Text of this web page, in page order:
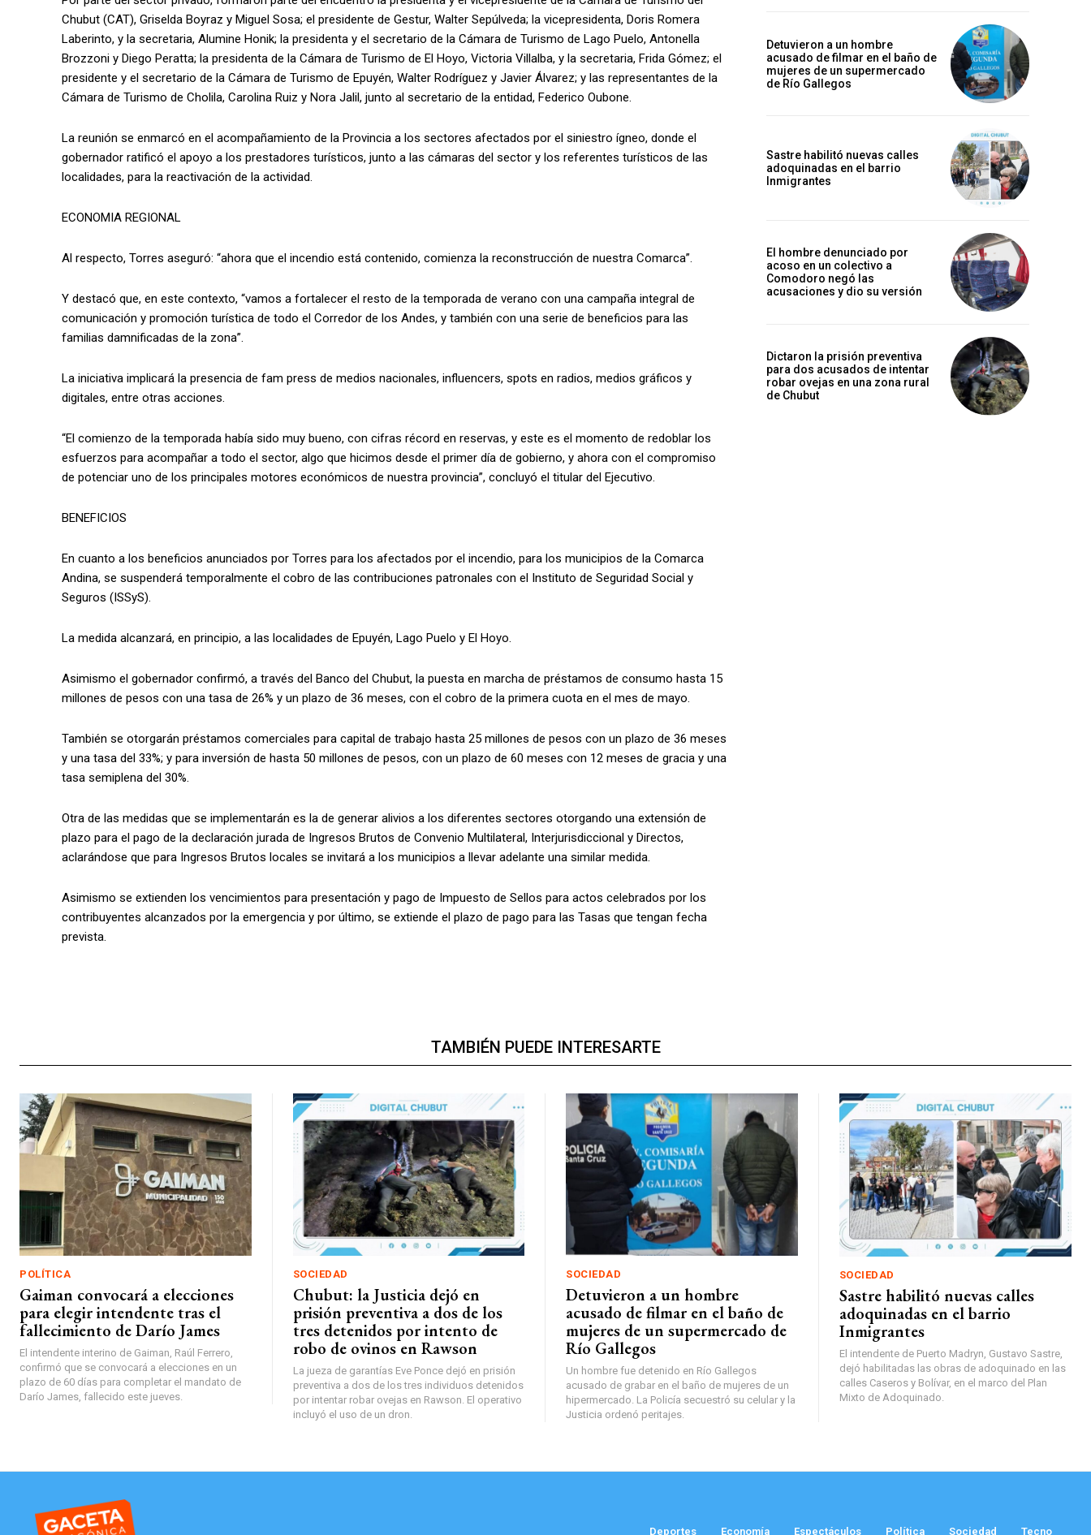
Chubut (CAT), Griselda Boyraz y Miguel Sosa; el presidente de Gestur, Walter Sepúlveda; la vicepresidenta, Doris Romera
Laberinto, y la secretaria, Alumine Honik; la presidenta y el secretario de la Cámara de Turismo de Lago Puelo, Antonella
Brozzoni y Diego Peratta; la presidenta de la Cámara de Turismo de El Hoyo, Victoria Villalba, y la secretaria, Frida Gómez; el
presidente y el secretario de la Cámara de Turismo de Epuyén, Walter Rodríguez y Javier Álvarez; y las representantes de la
Cámara de Turismo de Cholila, Carolina Ruiz y Nora Jalil, junto al secretario de la entidad, Federico Oubone.
La reunión se enmarcó en el acompañamiento de la Provincia a los sectores afectados por el siniestro ígneo, donde el
gobernador ratificó el apoyo a los prestadores turísticos, junto a las cámaras del sector y los referentes turísticos de las
localidades, para la reactivación de la actividad.
ECONOMIA REGIONAL
Al respecto, Torres aseguró: “ahora que el incendio está contenido, comienza la reconstrucción de nuestra Comarca”.
Y destacó que, en este contexto, “vamos a fortalecer el resto de la temporada de verano con una campaña integral de
comunicación y promoción turística de todo el Corredor de los Andes, y también con una serie de beneficios para las
familias damnificadas de la zona”.
La iniciativa implicará la presencia de fam press de medios nacionales, influencers, spots en radios, medios gráficos y
digitales, entre otras acciones.
“El comienzo de la temporada había sido muy bueno, con cifras récord en reservas, y este es el momento de redoblar los
esfuerzos para acompañar a todo el sector, algo que hicimos desde el primer día de gobierno, y ahora con el compromiso
de potenciar uno de los principales motores económicos de nuestra provincia”, concluyó el titular del Ejecutivo.
BENEFICIOS
En cuanto a los beneficios anunciados por Torres para los afectados por el incendio, para los municipios de la Comarca
Andina, se suspenderá temporalmente el cobro de las contribuciones patronales con el Instituto de Seguridad Social y
Seguros (ISSyS).
La medida alcanzará, en principio, a las localidades de Epuyén, Lago Puelo y El Hoyo.
Asimismo el gobernador confirmó, a través del Banco del Chubut, la puesta en marcha de préstamos de consumo hasta 15
millones de pesos con una tasa de 26% y un plazo de 36 meses, con el cobro de la primera cuota en el mes de mayo.
También se otorgarán préstamos comerciales para capital de trabajo hasta 25 millones de pesos con un plazo de 36 meses
y una tasa del 33%; y para inversión de hasta 50 millones de pesos, con un plazo de 60 meses con 12 meses de gracia y una
tasa semiplena del 30%.
Otra de las medidas que se implementarán es la de generar alivios a los diferentes sectores otorgando una extensión de
plazo para el pago de la declaración jurada de Ingresos Brutos de Convenio Multilateral, Interjurisdiccional y Directos,
aclarándose que para Ingresos Brutos locales se invitará a los municipios a llevar adelante una similar medida.
Asimismo se extienden los vencimientos para presentación y pago de Impuesto de Sellos para actos celebrados por los
contribuyentes alcanzados por la emergencia y por último, se extiende el plazo de pago para las Tasas que tengan fecha
prevista.
Detuvieron a un hombre
acusado de filmar en el baño de
mujeres de un supermercado
de Río Gallegos
Sastre habilitó nuevas calles
adoquinadas en el barrio
Inmigrantes
El hombre denunciado por
acoso en un colectivo a
Comodoro negó las
acusaciones y dio su versión
Dictaron la prisión preventiva
para dos acusados de intentar
robar ovejas en una zona rural
de Chubut
TAMBIÉN PUEDE INTERESARTE
POLÍTICA
Gaiman convocará a elecciones
para elegir intendente tras el
fallecimiento de Darío James
El intendente interino de Gaiman, Raúl Ferrero,
confirmó que se convocará a elecciones en un
plazo de 60 días para completar el mandato de
Darío James, fallecido este jueves.
SOCIEDAD
Chubut: la Justicia dejó en
prisión preventiva a dos de los
tres detenidos por intento de
robo de ovinos en Rawson
La jueza de garantías Eve Ponce dejó en prisión
preventiva a dos de los tres individuos detenidos
por intentar robar ovejas en Rawson. El operativo
incluyó el uso de un dron.
SOCIEDAD
Detuvieron a un hombre
acusado de filmar en el baño de
mujeres de un supermercado de
Río Gallegos
Un hombre fue detenido en Río Gallegos
acusado de grabar en el baño de mujeres de un
hipermercado. La Policía secuestró su celular y la
Justicia ordenó peritajes.
SOCIEDAD
Sastre habilitó nuevas calles
adoquinadas en el barrio
Inmigrantes
El intendente de Puerto Madryn, Gustavo Sastre,
dejó habilitadas las obras de adoquinado en las
calles Caseros y Bolívar, en el marco del Plan
Mixto de Adoquinado.
Deportes Economía Espectáculos Política Sociedad Tecno